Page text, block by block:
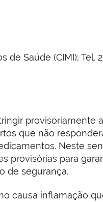
Saúde (CIMI); Tel.
que não
Neste
provisórias para
de segurança.
causa inflamação